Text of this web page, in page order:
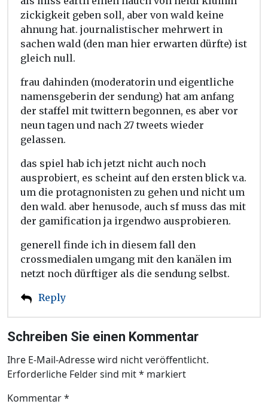
zickigkeit geben soll, aber von wald keine
ahnung hat. journalistischer mehrwert in
sachen wald (den man hier erwarten dürfte) ist
gleich null.
frau dahinden (moderatorin und eigentliche
namensgeberin der sendung) hat am anfang
der staffel mit twittern begonnen, es aber vor
neun tagen und nach 27 tweets wieder
gelassen.
das spiel hab ich jetzt nicht auch noch
ausprobiert, es scheint auf den ersten blick v.a.
um die protagnonisten zu gehen und nicht um
den wald. aber henusode, auch sf muss das mit
der gamification ja irgendwo ausprobieren.
generell finde ich in diesem fall den
crossmedialen umgang mit den kanälen im
netzt noch dürftiger als die sendung selbst.
Reply
Schreiben Sie einen Kommentar
Ihre E-Mail-Adresse wird nicht veröffentlicht.
Erforderliche Felder sind mit* markiert
Kommentar*